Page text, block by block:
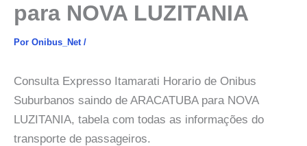
para NOVA LUZITANIA
Por Onibus_Net /
Consulta Expresso Itamarati Horario de Onibus
Suburbanos saindo de ARACATUBA para NOVA
LUZITANIA, tabela com todas as informações do
transporte de passageiros.